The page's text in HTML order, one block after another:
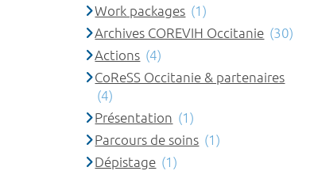
Work packages (1)
Archives COREVIH Occitanie (30)
Actions (4)
CoReSS Occitanie & partenaires
(4)
Présentation (1)
Parcours de soins (1)
Dépistage (1)